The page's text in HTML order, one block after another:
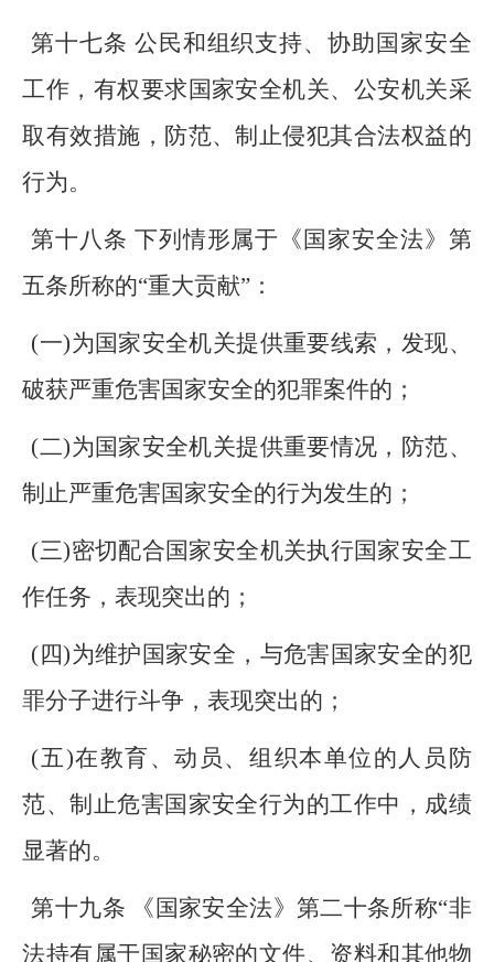
第十七条 公民和组织支持、协助国家安全
工作，有权要求国家安全机关、公安机关采
取有效措施，防范、制止侵犯其合法权益的
行为。
第十八条 下列情形属于《国家安全法》第
五条所称的“重大贡献”：
(一)为国家安全机关提供重要线索，发现、
破获严重危害国家安全的犯罪案件的；
(二)为国家安全机关提供重要情况，防范、
制止严重危害国家安全的行为发生的；
(三)密切配合国家安全机关执行国家安全工
作任务，表现突出的；
(四)为维护国家安全，与危害国家安全的犯
罪分子进行斗争，表现突出的；
(五)在教育、动员、组织本单位的人员防
范、制止危害国家安全行为的工作中，成绩
显著的。
第十九条 《国家安全法》第二十条所称“非
法持有属于国家秘密的文件、资料和其他物